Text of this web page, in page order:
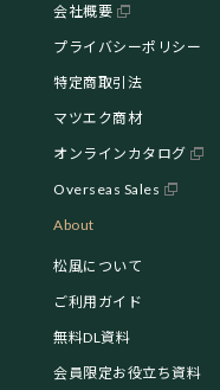
会社概要
プライバシーポリシー
特定商取引法
マツエク商材
オンラインカタログ
Overseas Sales
About
松風について
ご利用ガイド
無料DL資料
会員限定お役立ち資料